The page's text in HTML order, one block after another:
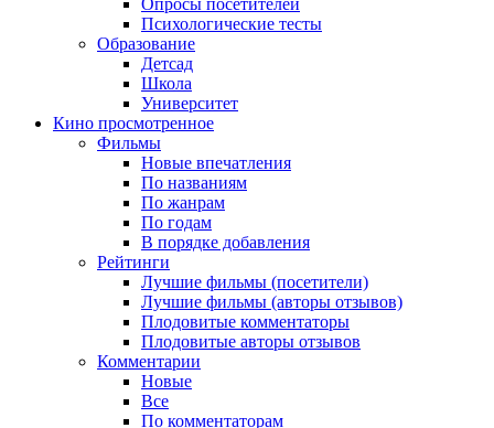
Психологические тесты
Образование
Детсад
Школа
Университет
Кино просмотренное
Фильмы
Новые впечатления
По названиям
По жанрам
По годам
В порядке добавления
Рейтинги
Лучшие фильмы (посетители)
Лучшие фильмы (авторы отзывов)
Плодовитые комментаторы
Плодовитые авторы отзывов
Комментарии
Новые
Все
По комментаторам